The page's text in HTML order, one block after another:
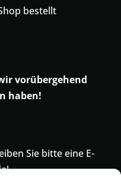
bestellt
vorübergehend
haben!
Sie bitte eine E-
!